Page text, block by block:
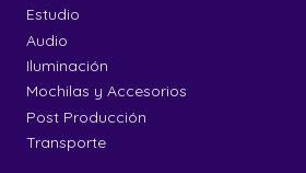
Estudio
Audio
Iluminación
Mochilas y Accesorios
Post Producción
Transporte